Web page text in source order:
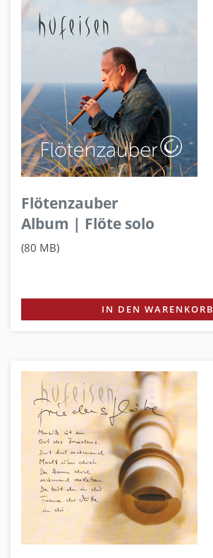
Flötenzauber
Album | Flöte solo
(80 MB)
IN DEN WARENKORB